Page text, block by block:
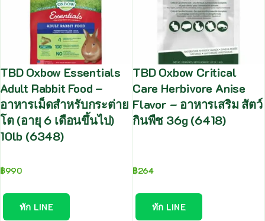
TBD Oxbow Essentials
Adult Rabbit Food –
อาหารเม็ดสำหรับกระต่าย
โต (อายุ 6 เดือนขึ้นไป)
10lb (6348)
฿990
ทัก LINE
TBD Oxbow Critical
Care Herbivore Anise
Flavor – อาหารเสริม สัตว์
กินพืช 36g (6418)
฿264
ทัก LINE